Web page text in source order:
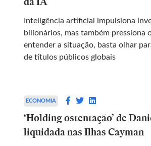
Inteligência artificial impulsiona
bilionários, mas também pressiona
entender a situação, basta olhar
de títulos públicos globais
ECONOMIA
‘Holding ostentação’ de
liquidada nas Ilhas Cayman